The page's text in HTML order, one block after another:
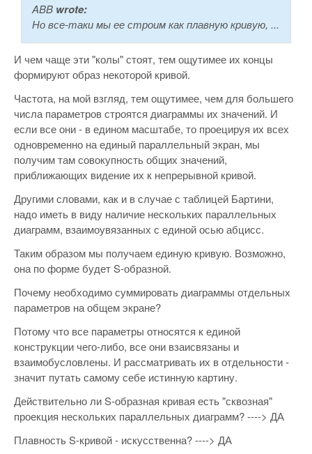
ABB wrote:
Но все-таки мы ее строим как плавную кривую, ...
И чем чаще эти "колы" стоят, тем ощутимее их концы
формируют образ некоторой кривой.
Частота, на мой взгляд, тем ощутимее, чем для большего
числа параметров строятся диаграммы их значений. И
если все они - в едином масштабе, то проецируя их всех
одновременно на единый параллельный экран, мы
получим там совокупность общих значений,
приближающих видение их к непрерывной кривой.
Другими словами, как и в случае с таблицей Бартини,
надо иметь в виду наличие нескольких параллельных
диаграмм, взаимоувязанных с единой осью абцисс.
Таким образом мы получаем единую кривую. Возможно,
она по форме будет S-образной.
Почему необходимо суммировать диаграммы отдельных
параметров на общем экране?
Потому что все параметры относятся к единой
конструкции чего-либо, все они взаисвязаны и
взаимобусловлены. И рассматривать их в отдельности -
значит путать самому себе истинную картину.
Действительно ли S-образная кривая есть "сквозная"
проекция нескольких параллельных диаграмм? ----> ДА
Плавность S-кривой - искусственна? ----> ДА